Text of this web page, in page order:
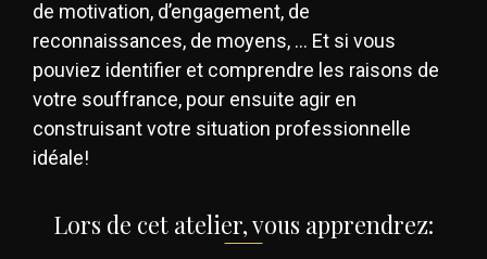
de motivation, d’engagement, de
reconnaissances, de moyens, … Et si vous
pouviez identifier et comprendre les raisons de
votre souffrance, pour ensuite agir en
construisant votre situation professionnelle
idéale!
Lors de cet atelier, vous apprendrez: